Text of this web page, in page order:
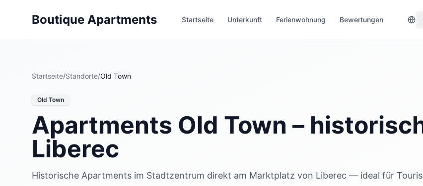
Boutique Apartments Startseite Unterkunft Ferienwohnung Bewertungen
Startseite/Standorte/Old Town
Old Town
Apartments Old Town –
Liberec
Historische Apartments im Stadtzentrum direkt am Marktplatz von Liberec — ideal für